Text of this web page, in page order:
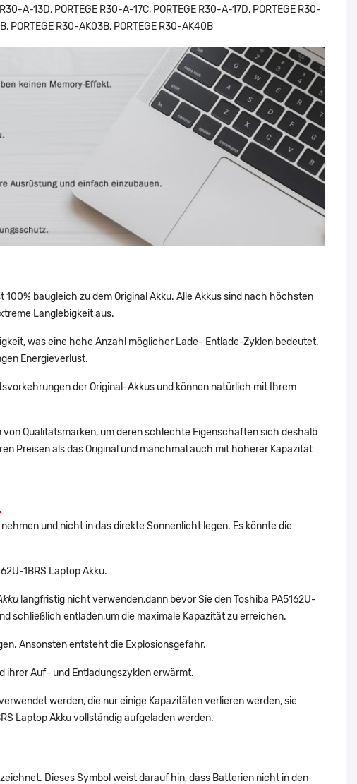
A-13D, PORTEGE R30-A-17C, PORTEGE R30-A-17D, PORTEGE R30-
PORTEGE R30-AK03B, PORTEGE R30-AK40B
baugleich zu dem Original Akku. Alle Akkus sind nach höchsten
Langlebigkeit aus.
was eine hohe Anzahl möglicher Lade- Entlade-Zyklen bedeutet.
Energieverlust.
der Original-Akkus und können natürlich mit Ihrem
Qualitätsmarken, um deren schlechte Eigenschaften sich deshalb
Preisen als das Original und manchmal auch mit höherer Kapazität
und nicht in das direkte Sonnenlicht legen. Es könnte die
1BRS Laptop Akku.
langfristig nicht verwenden,dann bevor Sie den Toshiba PA5162U-
schließlich entladen,um die maximale Kapazität zu erreichen.
Ansonsten entsteht die Explosionsgefahr.
ihrer Auf- und Entladungszyklen erwärmt.
werden, die nur einige Kapazitäten verlieren werden, sie
Laptop Akku vollständig aufgeladen werden.
Dieses Symbol weist darauf hin, dass Batterien nicht in den